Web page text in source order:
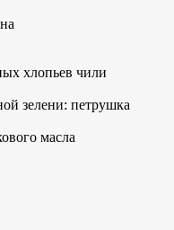
хлопьев чили
зелени: петрушка
масла